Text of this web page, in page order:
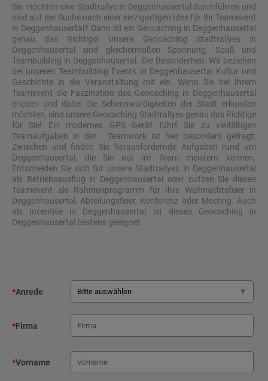
Sie möchten eine Stadtrallye in Deggenhausertal durchführen und
sind auf der Suche nach einer einzigartigen Idee für Ihr Teamevent
in Deggenhausertal? Dann ist ein Geocaching in Deggenhausertal
genau das Richtige! Unsere Geocaching Stadtrallyes in
Deggenhausertal sind gleichermaßen Spannung, Spaß und
Teambuilding in Deggenhausertal. Die Besonderheit: Wir beziehen
bei unseren Teambuilding Events in Deggenhausertal Kultur und
Geschichte in die Veranstaltung mit ein. Wenn Sie bei Ihrem
Teamevent die Faszination des Geocaching in Deggenhausertal
erleben und dabei die Sehenswürdigkeiten der Stadt erkunden
möchten, sind unsere Geocaching Stadtrallyes genau das Richtige
für Sie! Ein modernes GPS Gerät führt Sie zu vielfältigen
Teamaufgaben in der . Teamwork ist hier besonders gefragt:
Zwischen und finden Sie herausfordernde Aufgaben rund um
Deggenhausertal, die Sie nur im Team meistern können.
Entscheiden Sie sich für unsere Stadtrallyes in Deggenhausertal
als Betriebsausflug in Deggenhausertal oder nutzen Sie dieses
Teamevent als Rahmenprogramm für Ihre Weihnachtsfeier in
Deggenhausertal, Abteilungsfeier, Konferenz oder Meeting. Auch
als Incentive in Deggenhausertal ist dieses Geocaching in
Deggenhausertal bestens geeignet.
*Anrede
*Firma
*Vorname